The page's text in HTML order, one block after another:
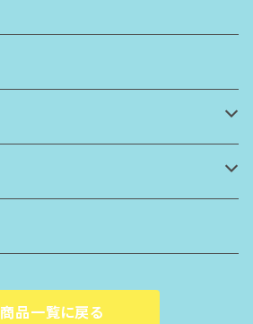
商品一覧に戻る